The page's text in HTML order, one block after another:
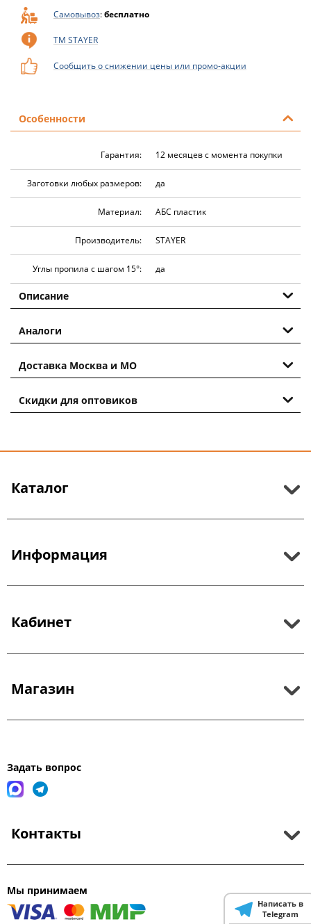
Самовывоз:бесплатно
ТМ STAYER
Сообщить о снижении цены или промо-акции
Особенности
Гарантия: 12 месяцев с момента покупки
Заготовки любых размеров: да
Материал: АБС пластик
Производитель: STAYER
Углы пропила с шагом 15°: да
Описание
Аналоги
Доставка Москва и МО
Скидки для оптовиков
Каталог
Информация
Кабинет
Магазин
Задать вопрос
Контакты
Мы принимаем
Написать в
Telegram